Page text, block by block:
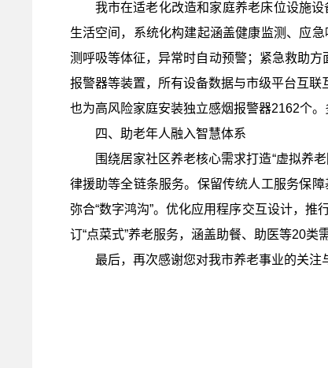
我市在适老化改造和家庭养老床位设施
生活空间，系统化构建起涵盖健康监测、应
测呼吸等体征，异常时自动预警； 紧急救助方
报警器等装置，所有设备数据与市级平台互
也为高风险家庭安装独立感烟报警器2162个。
四、 助老年人融入智慧体系
围绕居家社区养老核心需求打造“虚拟养
律援助等全链条服务。保留传统人工服务保
弥合“数字鸿沟”。优化应用程序交互设计，
订“点菜式”养老服务，涵盖助餐、助医等20类
最后，再次感谢您对我市养老事业的关注